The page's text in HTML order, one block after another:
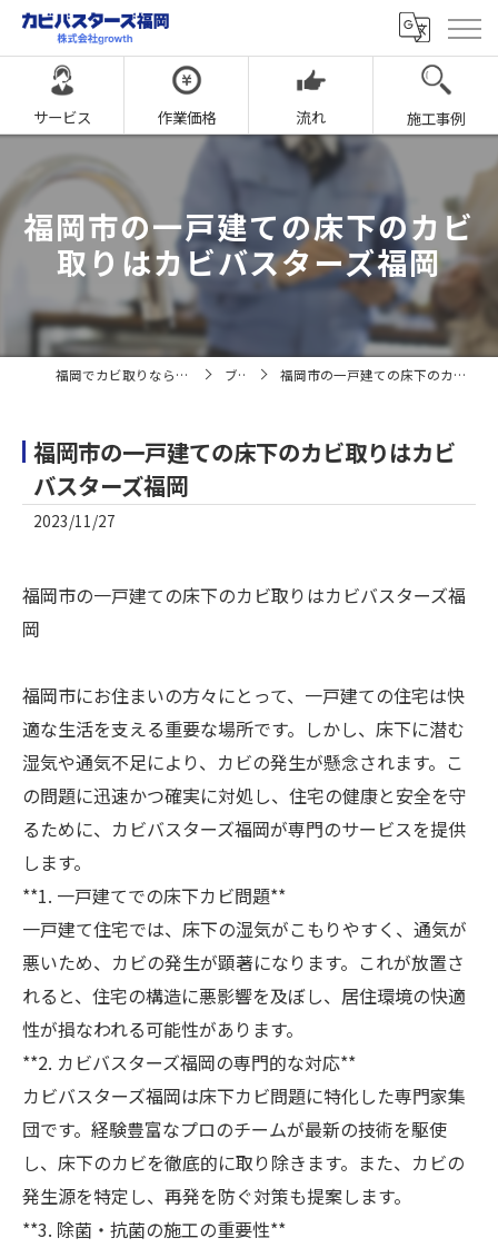
サービス 作業価格 流れ 施工事例
福岡市の一戸建ての床下のカビ
取りはカビバスターズ福岡
福岡でカビ取りならカビバスターズ福岡 ブログ 福岡市の一戸建ての床下のカビ取りはカビバスターズ福岡
福岡市の一戸建ての床下のカビ取りはカビ
バスターズ福岡
2023/11/27
福岡市の一戸建ての床下のカビ取りはカビバスターズ福
岡
福岡市にお住まいの方々にとって、一戸建ての住宅は快
適な生活を支える重要な場所です。しかし、床下に潜む
湿気や通気不足により、カビの発生が懸念されます。こ
の問題に迅速かつ確実に対処し、住宅の健康と安全を守
るために、カビバスターズ福岡が専門のサービスを提供
します。
**1. 一戸建てでの床下カビ問題**
一戸建て住宅では、床下の湿気がこもりやすく、通気が
悪いため、カビの発生が顕著になります。これが放置さ
れると、住宅の構造に悪影響を及ぼし、居住環境の快適
性が損なわれる可能性があります。
**2. カビバスターズ福岡の専門的な対応**
カビバスターズ福岡は床下カビ問題に特化した専門家集
団です。経験豊富なプロのチームが最新の技術を駆使
し、床下のカビを徹底的に取り除きます。また、カビの
発生源を特定し、再発を防ぐ対策も提案します。
**3. 除菌・抗菌の施工の重要性**